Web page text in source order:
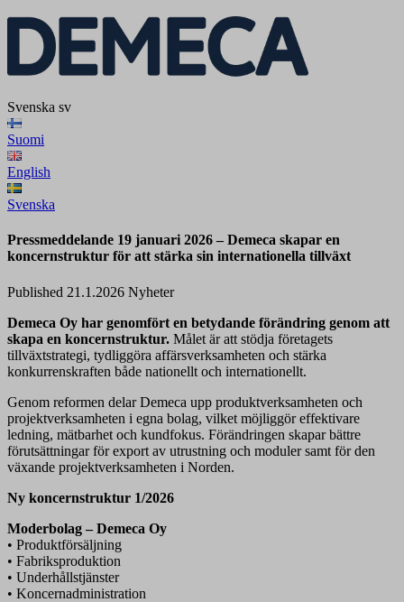
Svenska sv
Suomi
English
Svenska
Pressmeddelande 19 januari 2026 – Demeca skapar en
koncernstruktur för att stärka sin internationella tillväxt
Published 21.1.2026 Nyheter
Demeca Oy har genomfört en betydande förändring genom att
skapa en koncernstruktur. Målet är att stödja företagets
tillväxtstrategi, tydliggöra affärsverksamheten och stärka
konkurrenskraften både nationellt och internationellt.
Genom reformen delar Demeca upp produktverksamheten och
projektverksamheten i egna bolag, vilket möjliggör effektivare
ledning, mätbarhet och kundfokus. Förändringen skapar bättre
förutsättningar för export av utrustning och moduler samt för den
växande projektverksamheten i Norden.
Ny koncernstruktur 1/2026
Moderbolag – Demeca Oy
• Produktförsäljning
• Fabriksproduktion
• Underhållstjänster
• Koncernadministration